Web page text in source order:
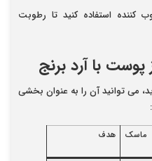
کننده استفاده کنید تا رطوبت
با آرد برنج
می توانید آن را به عنوان بخشی
هدف